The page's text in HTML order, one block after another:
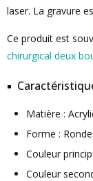
laser. La gravure
Ce produit est
chirurgical deux
Matière :
Forme : Ronde
Couleur
Couleur